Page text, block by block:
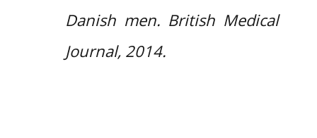
Danish men. British Medical
Journal, 2014.